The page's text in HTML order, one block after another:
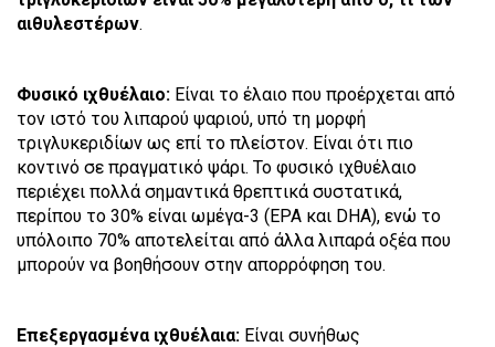
αιθυλεστέρων.
Φυσικό ιχθυέλαιο: Είναι το έλαιο που προέρχεται από
τον ιστό του λιπαρού ψαριού, υπό τη μορφή
τριγλυκεριδίων ως επί το πλείστον. Είναι ότι πιο
κοντινό σε πραγματικό ψάρι. Το φυσικό ιχθυέλαιο
περιέχει πολλά σημαντικά θρεπτικά συστατικά,
περίπου το 30% είναι ωμέγα-3 (EPA και DHA), ενώ το
υπόλοιπο 70% αποτελείται από άλλα λιπαρά οξέα που
μπορούν να βοηθήσουν στην απορρόφηση του.
Επεξεργασμένα ιχθυέλαια: Είναι συνήθως